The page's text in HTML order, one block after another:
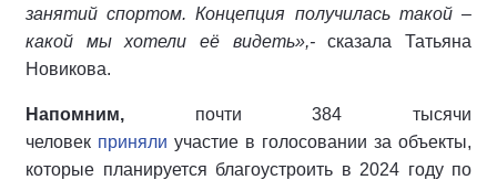
занятий спортом. Концепция получилась такой –
какой мы хотели её видеть»,-сказала Татьяна
Новикова.
Напомним, почти 384 тысячи
человек приняли участие в голосовании за объекты,
которые планируется благоустроить в 2024 году по